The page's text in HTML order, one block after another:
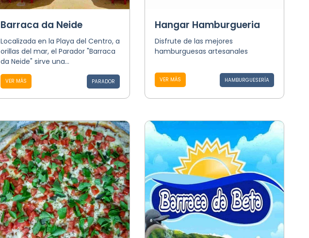
Barraca da Neide
Localizada en la Playa del Centro, a
orillas del mar, el Parador "Barraca
da Neide" sirve una...
VER MÁS PARADOR
Hangar Hamburgueria
Disfrute de las mejores
hamburguesas artesanales
VER MÁS HAMBURGUESERÍA